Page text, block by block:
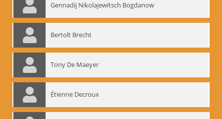
Gennadij Nikolajewitsch Bogdanow
Bertolt Brecht
Tony De Maeyer
Étienne Decroux